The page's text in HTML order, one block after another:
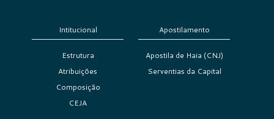
Intitucional
Estrutura
Atribuições
Composição
CEJA
Apostilamento
Apostila de Haia (CNJ)
Serventias da Capital